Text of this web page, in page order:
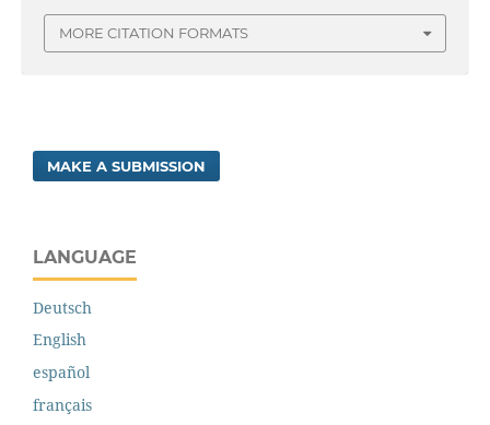
MORE CITATION FORMATS
MAKE A SUBMISSION
LANGUAGE
Deutsch
English
español
français